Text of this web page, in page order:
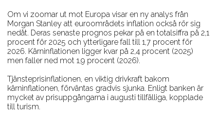
Om vi zoomar ut mot Europa visar en ny analys från
Morgan Stanley att euroområdets inflation också rör sig
nedåt. Deras senaste prognos pekar på en totalsiffra på 2,1
procent för 2025 och ytterligare fall till 1,7 procent för
2026. Kärninflationen ligger kvar på 2,4 procent (2025)
men faller ned mot 1,9 procent (2026).
Tjänsteprisinflationen, en viktig drivkraft bakom
kärninflationen, förväntas gradvis sjunka. Enligt banken är
mycket av prisuppgångarna i augusti tillfälliga, kopplade
till turism.